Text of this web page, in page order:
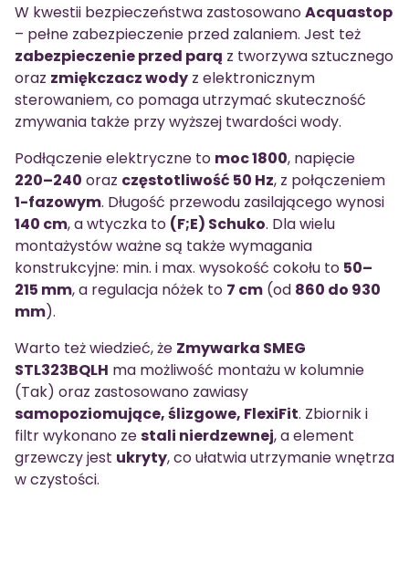
W kwestii bezpieczeństwa zastosowanoAcquastop
– pełne zabezpieczenie przed zalaniem. Jest też
zabezpieczenie przed parą z tworzywa sztucznego
oraz zmiękczacz wody z elektronicznym
sterowaniem, co pomaga utrzymać skuteczność
zmywania także przy wyższej twardości wody.
Podłączenie elektryczne to moc 1800, napięcie
220–240 oraz częstotliwość 50 Hz, z połączeniem
1-fazowym. Długość przewodu zasilającego wynosi
140 cm, a wtyczka to (F;E) Schuko. Dla wielu
montażystów ważne są także wymagania
konstrukcyjne: min. i max. wysokość cokołu to 50–
215 mm, a regulacja nóżek to 7 cm (od 860 do 930
mm).
Warto też wiedzieć, że Zmywarka SMEG
STL323BQLH ma możliwość montażu w kolumnie
(Tak) oraz zastosowano zawiasy
samopoziomujące, ślizgowe, FlexiFit. Zbiornik i
filtr wykonano zestali nierdzewnej, a element
grzewczy jest ukryty, co ułatwia utrzymanie wnętrza
w czystości.